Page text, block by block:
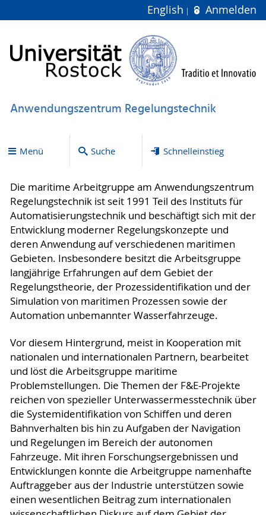
English Anmelden
Anwendungszentrum Regelungstechnik
Menü Suche Schnelleinstieg
Die maritime Arbeitgruppe am Anwendungszentrum
Regelungstechnik ist seit 1991 Teil des Instituts für
Automatisierungstechnik und beschäftigt sich mit der
Entwicklung moderner Regelungskonzepte und
deren Anwendung auf verschiedenen maritimen
Gebieten. Insbesondere besitzt die Arbeitsgruppe
langjährige Erfahrungen auf dem Gebiet der
Regelungs­theorie, der Prozessidentifikation und der
Simulation von maritimen Prozessen sowie der
Automation unbemannter Wasserfahrzeuge.
Vor diesem Hintergrund, meist in Kooperation mit
nationalen und internationalen Partnern, bearbeitet
und löst die Arbeitsgruppe maritime
Problemstellungen. Die Themen der F&E-Projekte
reichen von spezieller Unterwassermesstechnik über
die Systemidentifikation von Schiffen und deren
Bahnverhalten bis hin zu Aufgaben der Navigation
und Regelungen im Bereich der autonomen
Fahrzeuge. Mit ihren Forschungsergebnissen und
Entwicklungen konnte die Arbeitgruppe namenhafte
Auftraggeber aus der Industrie unterstützen sowie
einen wesentlichen Beitrag zum internationalen